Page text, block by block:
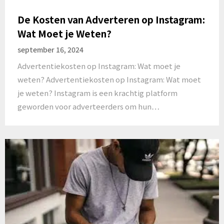
De Kosten van Adverteren op Instagram:
Wat Moet je Weten?
september 16, 2024
Advertentiekosten op Instagram: Wat moet je
weten? Advertentiekosten op Instagram: Wat moet
je weten? Instagram is een krachtig platform
geworden voor adverteerders om hun…